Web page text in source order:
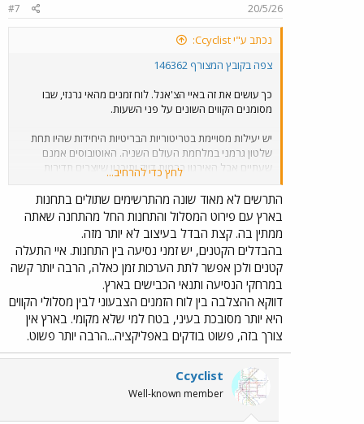
20/5/26
#7
נכתב ע"י Ccyclist:
צפה בקובץ המצורף 146362
כך עושים את זה באיי הצ'אנל. לוח זמנים מהאי גרנזי, שבו
מסומנים הקווים השונים על פני השעות.
יש יעילות מסויימת בטריטוריות הבריטיות היחידות שהיו תחת
שלטון גרמני במלחמת העולם השניה. האוטובוסים אמנם
שעתיים אבל האירגון ברמות דיוק ותיכנון שיוצרים תדירות
משולבת טובה בתחנות העיקריות.
האפקט הוא שאפשר לנסוע לכל מקום ולחזור משם למלון
שבבירה, אבל יש אי ודאות מסויימת לגבי המסלול. יש גם מקרים
שמגיעים לתחנה והריווח בין האוטובוסים אינו טוב במיוחד -
למשל חור של כחצי שעה ליד גן חיות שעוברים בתחנה שלו 3
קווים (באי ג'רזי שהוא האח הגדול יותר אך מנוהל כ States
נפרד, באיי הצ'אנל מדובר במונח נורמאני המייצג את
הפרלמנט והממשלה המקומיים והוא ברבים - States of
Jersey, States of Guernsey.
גם אם יש פקקים - ריווח של 10 דקות עד רבע שעה ותחנת
וויסות או שתיים יאפשרו דיוק גדול יותר מ"שגר ושכח, ופיזור טוב
יותר של הנסיעות על פני השעה. בנוסף שעת היציאה
מהישובים הכפריים השונים למעלות צריכה להיות מנוהלת
בהתאם ללו"ז שמנסים לבנות ממעלות לנהריה בהתאם
למסלולים בתוך מעלות.
לחץ כדי להרחיב...
התרשים לא מאוד שונה מהתרשימים שתולים בתחנות
בארץ עם פירוט המסלול והתחנות החל מהתחנה שאתה
ממתין בה. קצת הבדל בעיצוב לא יותר מזה.
בהבדלים הקטנים, יש זמני נסיעה בין התחנות. איי התעלה
קטנים ולכן אפשר לתת הערכות זמן כאלה, הרבה יותר קשה
במרחקי הנסיעה ותנאי הכבישים בארץ.
דווקא ההצלבה בין לוח הזמנים הצבעוני לבין מסלולי הקווים
היא יותר מסובכת בעיני, בטח למי שלא מקומי. בארץ אין
צורך בזה, פשוט בודקים באפליקציה...הרבה יותר פשוט.
Ccyclist
Well-known member